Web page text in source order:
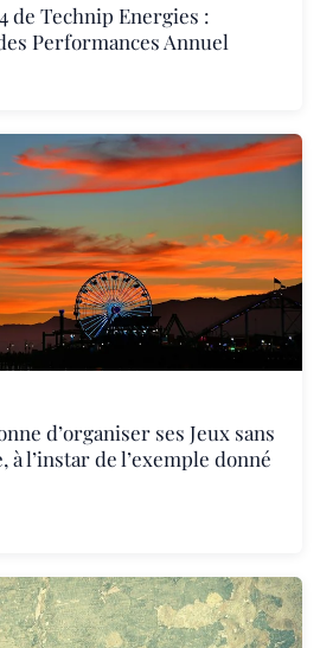
de Technip Energies :
Performances Annuel
d’organiser ses Jeux sans
l’instar de l’exemple donné